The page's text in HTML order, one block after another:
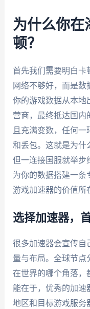
为什么你在
顿？
首先我们需要明白卡
网络不够好，而是数
你的游戏数据从本地
营商，最终抵达国内
且充满变数，任何
和丢包。这就是为什
但一连接国服就举步
为你的数据搭建一条
游戏加速器的价值所
选择加速器，
很多加速器会宣传自
量与布局。全球节点
在世界的哪个角落，
能在于，优秀的加速
地区和目标游戏服务